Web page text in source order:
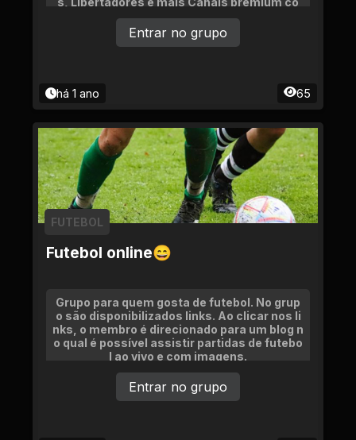
mo Premiere, SporTV, ESPN, TNT
há 1 ano 65
Entrar no grupo
Futebol online😄
FUTEBOL
Grupo para quem gosta de futebol. No grup
o são disponibilizados links. Ao clicar nos li
nks, o membro é direcionado para um blog n
o qual é possível assistir partidas de futebo
l ao vivo e com imagens.
Entrar no grupo